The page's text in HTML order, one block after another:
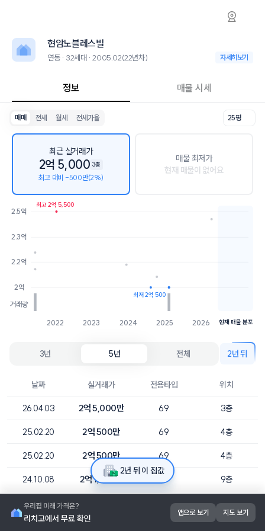
연동 현암노블레스빌 아파트 시세·실거래가·2
현암노블레스빌은 연동에 위치한 32세대 아파트로, 2005.02 입주한
인근 학군으로는 신제주초등학교, 제주중앙중학교가 있습니다.
최고 9층, 용적률 247%, 건폐율 32%의 단지입니다.
생활편의 시설로는 갤러리오늘 (97m), 뷰앤미의원 (124m)이 있습니
현암노블레스빌
현암노블레스빌
연동 · 32세대 · 2005.02(22년차) 연동 · 32세대
자세히보기
정보 매물 시세
매매 전세 월세 전세가율 25평
최근 실거래가
2억 5,000 3층
최고 대비 -500만(2%)
매물 최저가
현재 매물이 없어요
2022 2023 2024 2025 2026
거래량
2억
2.2억
2.3억
2.5억
최고 2억 5,500
최저 2억 500
현재 매물 분포
3년 5년 전체 2년 뒤
날짜 실거래가 전용타입 위치
26.04.03 2억 5,000만 69 3층
25.02.20 2억 500만 69 4층
25.02.20 2억 500만 69 4층
24.10.08 2억 1,200만 69 9층
24.08.14 6층
2년 뒤 이 집값
앱으로 보기 지도 보기